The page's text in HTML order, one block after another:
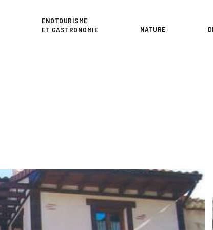
ENOTOURISME
ET GASTRONOMIE
NATURE